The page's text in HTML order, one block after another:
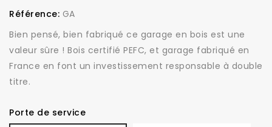
Référence: GA
Bien pensé, bien fabriqué ce garage en bois est une
valeur sûre ! Bois certifié PEFC, et garage fabriqué en
France en font un investissement responsable à double
titre.
Porte de service